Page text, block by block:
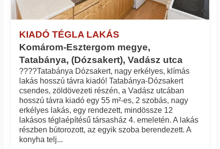
KIADÓ TÉGLA LAKÁS
Komárom-Esztergom megye,
Tatabánya, (Dózsakert), Vadász utca
????Tatabánya Dózsakert, nagy erkélyes, klímás
lakás hosszú távra kiadó! Tatabánya-Dózsakert
csendes, zöldövezeti részén, a Vadász utcában
hosszú távra kiadó egy 55 m²-es, 2 szobás, nagy
erkélyes lakás, egy rendezett, mindössze 12
lakásos téglaépítésű társasház 4. emeletén. A lakás
részben bútorozott, az egyik szoba berendezett. A
konyha telj...